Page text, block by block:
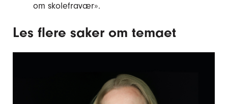
om skolefravær».
Les flere saker om temaet